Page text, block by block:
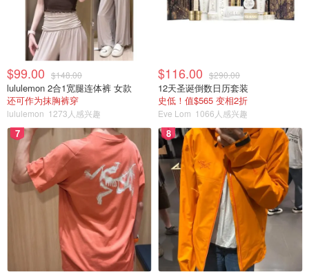
$99.00 $148.00
lululemon 2合1宽腿连体裤 女款
还可作为抹胸裤穿
lululemon 1273人感兴趣
$116.00 $290.00
12天圣诞倒数日历套装
史低！值$565 变相2折
Eve Lom 1066人感兴趣
7 8